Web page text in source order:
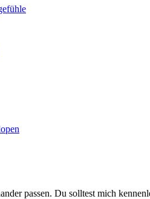
passen. Du solltest mich